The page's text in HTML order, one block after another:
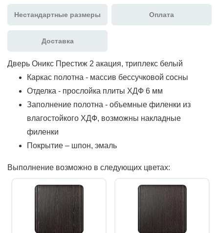
Нестандартные размеры Оплата
Доставка
Дверь Оникс Престиж 2 акация, триплекс белый
Каркас полотна - массив бессучковой сосны
Отделка - прослойка плиты ХДФ 6 мм
Заполнение полотна - объемные филенки из
влагостойкого ХДФ, возможны накладные
филенки
Покрытие – шпон, эмаль
Выполнение возможно в следующих цветах: